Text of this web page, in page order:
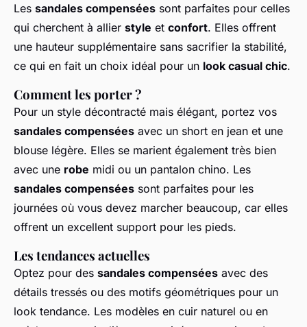
Les sandales compensées sont parfaites pour celles
qui cherchent à allier style et confort. Elles offrent
une hauteur supplémentaire sans sacrifier la stabilité,
ce qui en fait un choix idéal pour un look casual chic.
Comment les porter ?
Pour un style décontracté mais élégant, portez vos
sandales compensées avec un short en jean et une
blouse légère. Elles se marient également très bien
avec une robe midi ou un pantalon chino. Les
sandales compensées sont parfaites pour les
journées où vous devez marcher beaucoup, car elles
offrent un excellent support pour les pieds.
Les tendances actuelles
Optez pour des sandales compensées avec des
détails tressés ou des motifs géométriques pour un
look tendance. Les modèles en cuir naturel ou en